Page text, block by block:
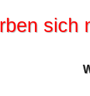
sich